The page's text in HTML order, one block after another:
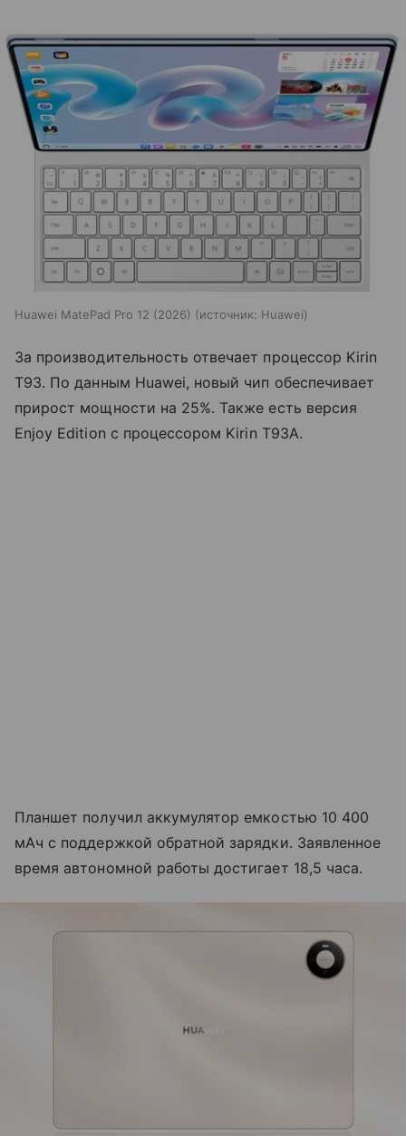
Huawei MatePad Pro 12 (2026) источник: Huawei
За производительность отвечает процессор Kirin
T93. По данным Huawei, новый чип обеспечивает
прирост мощности на 25%. Также есть версия
Enjoy Edition с процессором Kirin T93A.
Планшет получил аккумулятор емкостью 10 400
мАч с поддержкой обратной зарядки. Заявленное
время автономной работы достигает 18,5 часа.